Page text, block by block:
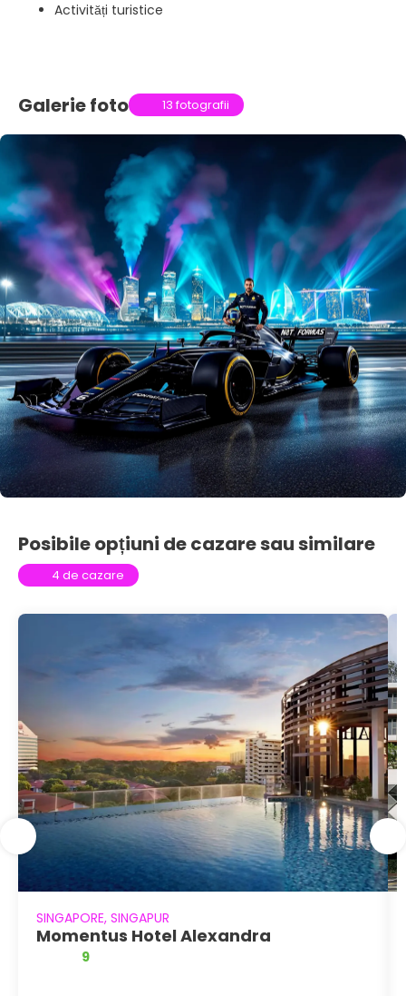
Activități turistice
Galerie foto 13 fotografii
Posibile opțiuni de cazare sau similare
4 de cazare
SINGAPORE, SINGAPUR
Momentus Hotel Alexandra
9